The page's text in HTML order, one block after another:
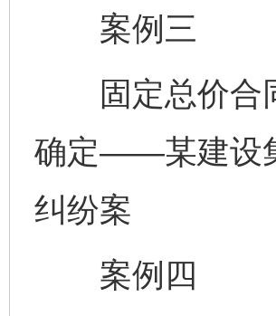
案例三
固定总价合同
确定——某建设
纠纷案
案例四